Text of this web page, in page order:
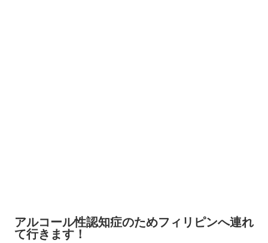
アルコール性認知症のためフィリピンへ連れ
て行きます！